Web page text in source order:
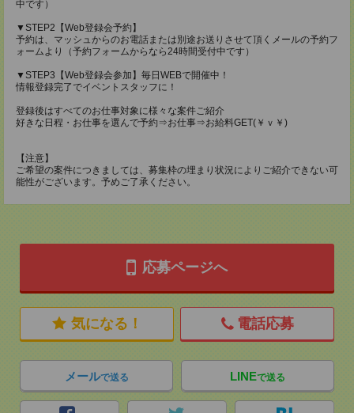
中です）
▼STEP2【Web登録会予約】
予約は、マッシュからのお電話または別途お送りさせて頂くメールの予約フ
ォームより（予約フォームからなら24時間受付中です）
▼STEP3【Web登録会参加】毎日WEBで開催中！
情報登録完了でイベントスタッフに！
登録後はすべてのお仕事対象に様々な案件ご紹介
好きな日程・お仕事を選んで予約⇒お仕事⇒お給料GET(￥ｖ￥)
【注意】
ご希望の案件につきましては、募集枠の埋まり状況によりご紹介できない可
能性がございます。予めご了承ください。
応募ページへ
気になる！ 電話応募
メールで送る LINEで送る